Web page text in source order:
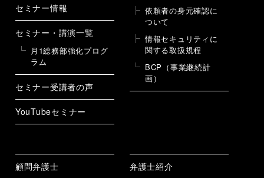
セミナー情報
セミナー・講演一覧
月1総務部強化プログ
ラム
セミナー受講者の声
YouTubeセミナー
依頼者の身元確認に
ついて
情報セキュリティに
関する取扱規程
BCP（事業継続計
画）
顧問弁護士 弁護士紹介